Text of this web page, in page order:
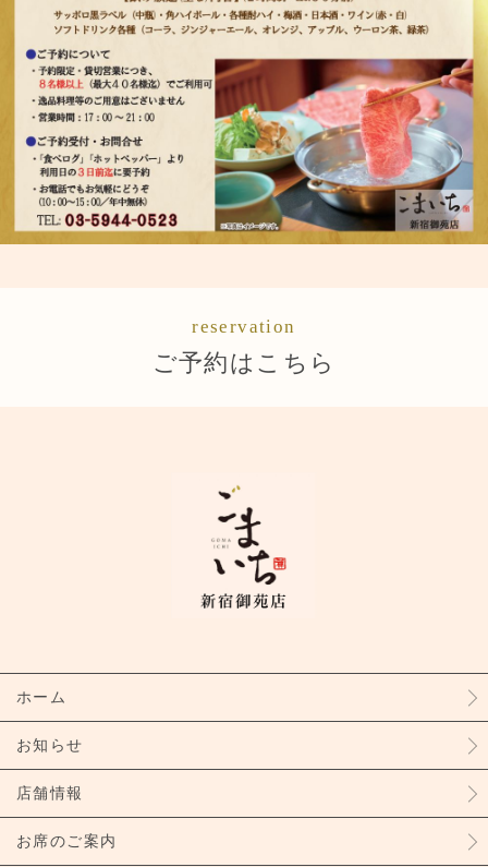
reservation
ご予約はこちら
ホーム
お知らせ
店舗情報
お席のご案内